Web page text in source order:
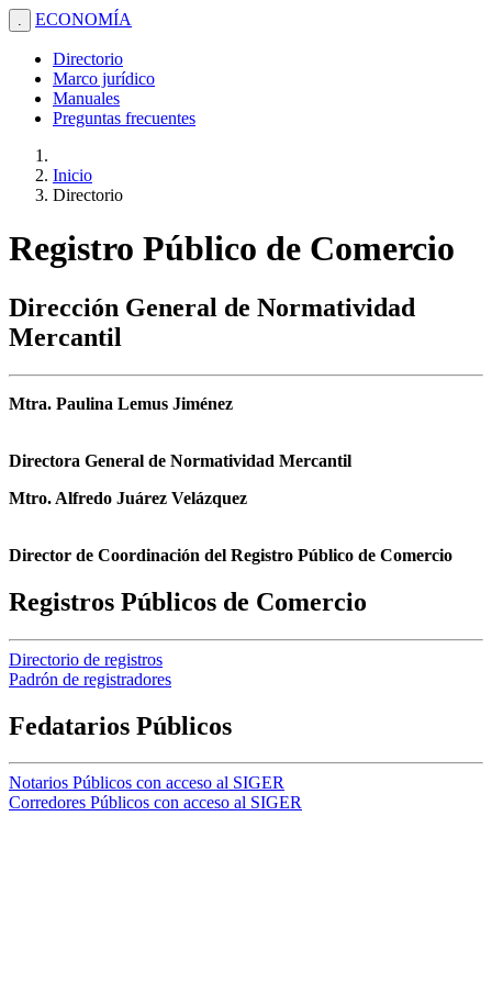
. ECONOMÍA
Directorio
Marco jurídico
Manuales
Preguntas frecuentes
Inicio
Directorio
Registro Público de Comercio
Dirección General de Normatividad
Mercantil
Mtra. Paulina Lemus Jiménez
Directora General de Normatividad Mercantil
Mtro. Alfredo Juárez Velázquez
Director de Coordinación del Registro Público de Comercio
Registros Públicos de Comercio
Directorio de registros
Padrón de registradores
Fedatarios Públicos
Notarios Públicos con acceso al SIGER
Corredores Públicos con acceso al SIGER